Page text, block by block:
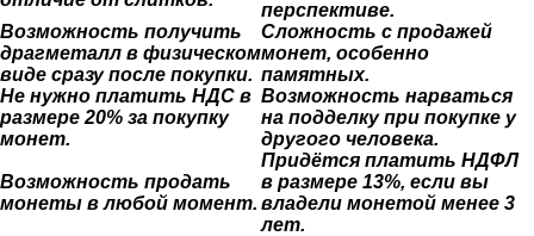
перспективе.
Возможность получить
драгметалл в физическом
виде сразу после покупки.
Сложность с продажей
монет, особенно
памятных.
Не нужно платить НДС в
размере 20% за покупку
монет.
Возможность нарваться
на подделку при покупке у
другого человека.
Возможность продать
монеты в любой момент.
Придётся платить НДФЛ
в размере 13%, если вы
владели монетой менее 3
лет.